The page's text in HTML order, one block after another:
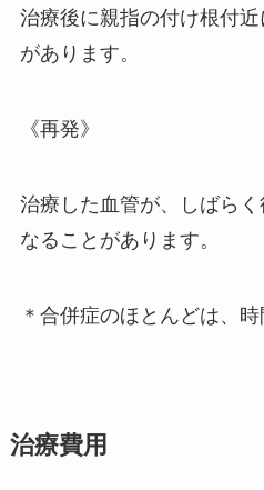
治療後に親指の付け根付
があります。
《再発》
治療した血管が、しばら
なることがあります。
＊合併症のほとんどは、
治療費用